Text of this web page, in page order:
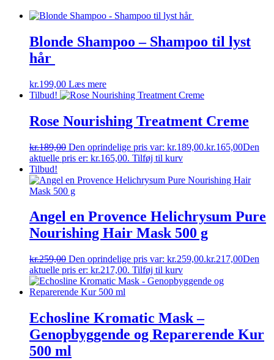
Blonde Shampoo – Shampoo til lyst
hår
kr.199,00 Læs mere
Tilbud!
Rose Nourishing Treatment Creme
kr.189,00 Den oprindelige pris var: kr.189,00.kr.165,00Den
aktuelle pris er: kr.165,00. Tilføj til kurv
Tilbud!
Angel en Provence Helichrysum Pure
Nourishing Hair Mask 500 g
kr.259,00 Den oprindelige pris var: kr.259,00.kr.217,00Den
aktuelle pris er: kr.217,00. Tilføj til kurv
Echosline Kromatic Mask –
Genopbyggende og Reparerende Kur
500 ml